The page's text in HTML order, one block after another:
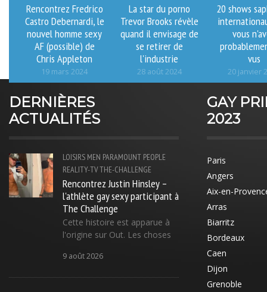
Rencontrez Fredrico
Castro Debernardi, le
nouvel homme sexy
AF (possible) de
Chris Appleton
19 mars 2024
La star du porno
Trevor Brooks révèle
quand il envisage de
se retirer de
l'industrie
28 août 2024
20 shows
vous
vus
20 janvier
DERNIÈRES
ACTUALITÉS
LOISIRS MEN PARAMOUNT PEOPLE
REALITY-TVTHE-CHALLENGE
Rencontrez Justin Hinsley –
l'athlète gay sexy participant à
The Challenge
Cette histoire est apparue à
l'origine sur Out. Les choses
9 août 2026
GAY
2023
Paris
Angers
Aix-en-
Arras
Biarritz
Bordeaux
Caen
Dijon
Grenoble